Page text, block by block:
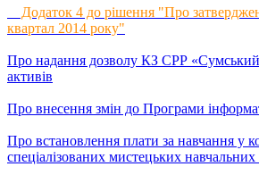
Додаток 4 до рішення "Про
квартал 2014 року"
Про надання дозволу КЗ СРР
активів
Про внесення змін до Програми
Про встановлення плати за навчання у
спеціалізованих мистецьких навчальних